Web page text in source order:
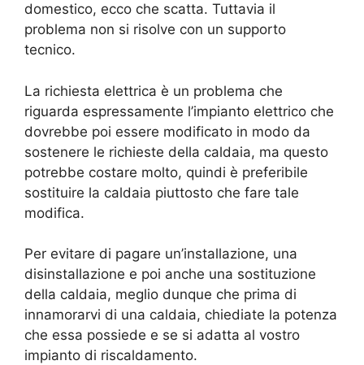
domestico, ecco che scatta. Tuttavia il
problema non si risolve con un supporto
tecnico.
La richiesta elettrica è un problema che
riguarda espressamente l’impianto elettrico che
dovrebbe poi essere modificato in modo da
sostenere le richieste della caldaia, ma questo
potrebbe costare molto, quindi è preferibile
sostituire la caldaia piuttosto che fare tale
modifica.
Per evitare di pagare un’installazione, una
disinstallazione e poi anche una sostituzione
della caldaia, meglio dunque che prima di
innamorarvi di una caldaia, chiediate la potenza
che essa possiede e se si adatta al vostro
impianto di riscaldamento.